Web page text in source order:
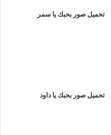
تحميل صور بحبك يا سمر
تحميل صور بحبك يا داود